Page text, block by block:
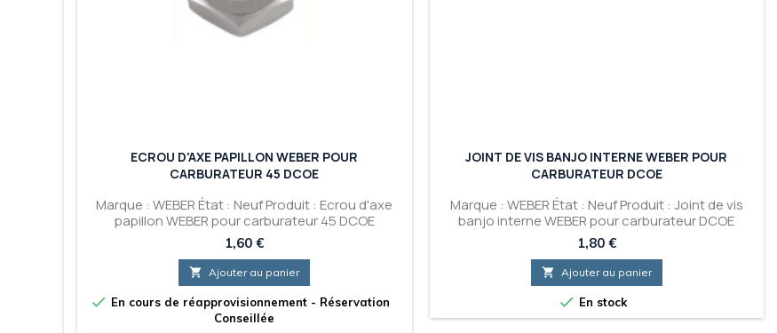
ECROU D'AXE PAPILLON WEBER POUR
CARBURATEUR 45 DCOE
Marque : WEBER État : Neuf Produit : Ecrou d'axe
papillon WEBER pour carburateur 45 DCOE
Prix
1,60 €
 Ajouter au panier
 En cours de réapprovisionnement - Réservation
Conseillée
JOINT DE VIS BANJO INTERNE WEBER POUR
CARBURATEUR DCOE
Marque : WEBER État : Neuf Produit : Joint de vis
banjo interne WEBER pour carburateur DCOE
Prix
1,80 €
 Ajouter au panier
 En stock